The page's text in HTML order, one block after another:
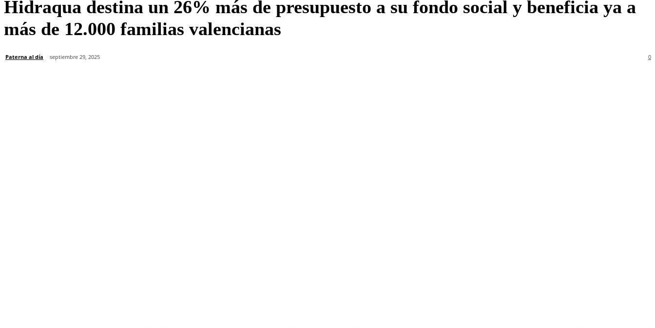
Hidraqua destina un 26% más de presupuesto a su fondo social y beneficia ya a
más de 12.000 familias valencianas
Paterna al día septiembre 29, 2025 0